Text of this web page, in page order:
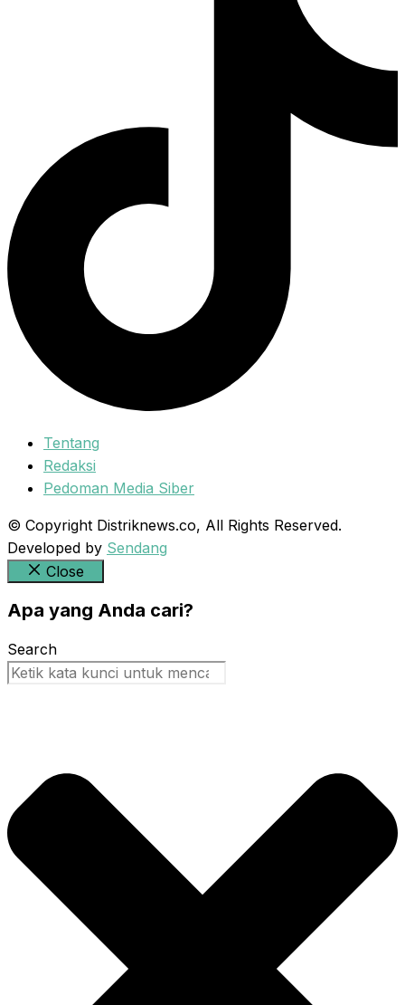
Tentang
Redaksi
Pedoman Media Siber
© Copyright Distriknews.co, All Rights Reserved.
Developed by Sendang
Close
Apa yang Anda cari?
Search